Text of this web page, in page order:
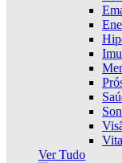
Ver Tudo